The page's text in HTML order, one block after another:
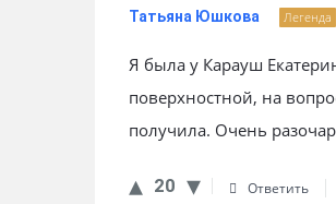
Татьяна Юшкова Легенда
Я была у Карауш
поверхностной, на
получила. Очень
20 Ответить